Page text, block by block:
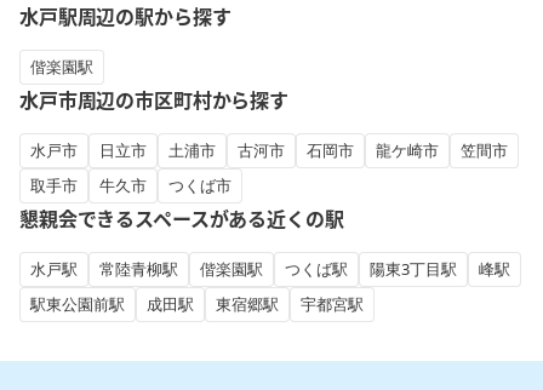
水戸駅周辺の駅から探す
偕楽園駅
水戸市周辺の市区町村から探す
水戸市 日立市 土浦市 古河市 石岡市 龍ケ崎市
笠間市
取手市
牛久市 つくば市
懇親会できるスペースがある近くの駅
水戸駅 常陸青柳駅 偕楽園駅 つくば駅 陽東3丁目駅
峰駅
駅東公園前駅
成田駅 東宿郷駅 宇都宮駅